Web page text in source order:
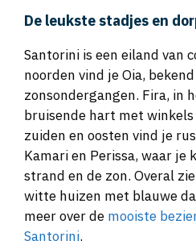
noorden vind je Oia,
zonsondergangen. Fira, in
bruisende hart met winkels
zuiden en oosten vind je
Kamari en Perissa, waar je
strand en de zon. Overal
witte huizen met blauwe
meer over demooiste
Santorini.